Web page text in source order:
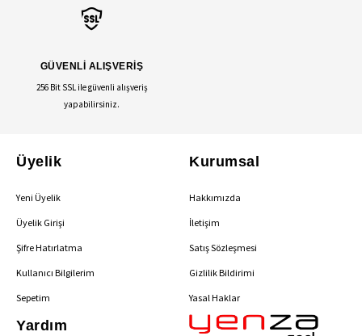
GÜVENLİ ALIŞVERİŞ
256 Bit SSL ile güvenli alışveriş
yapabilirsiniz.
Üyelik
Yeni Üyelik
Üyelik Girişi
Şifre Hatırlatma
Kullanıcı Bilgilerim
Sepetim
Kurumsal
Hakkımızda
İletişim
Satış Sözleşmesi
Gizlilik Bildirimi
Yasal Haklar
Yardım